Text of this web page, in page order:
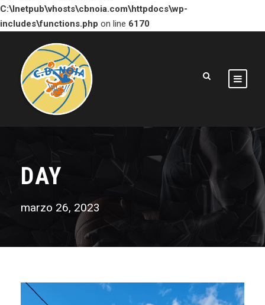
C:\Inetpub\vhosts\cbnoia.com\httpdocs\wp-
includes\functions.php on line 6170
DAY
marzo 26, 2023